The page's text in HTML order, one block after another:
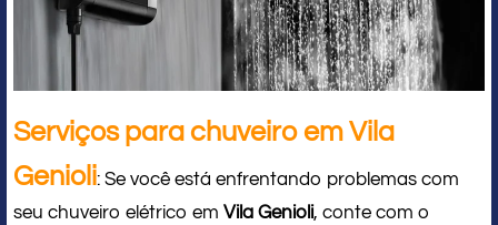
Serviços para chuveiro em Vila
Genioli: Se você está enfrentando problemas com
seu chuveiro elétrico em Vila Genioli, conte com o